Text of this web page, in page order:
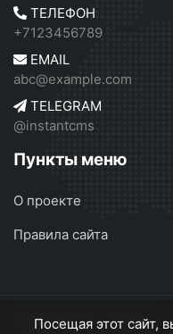
ТЕЛЕФОН
+7123456789
EMAIL
abc@example.com
TELEGRAM
@instantcms
Пункты меню
О проекте
Правила сайта
InstantCMS 2 © 2026
Посещая этот сайт,